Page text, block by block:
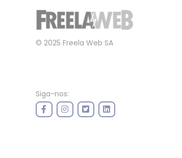
© 2025 Freela Web SA
Siga-nos: